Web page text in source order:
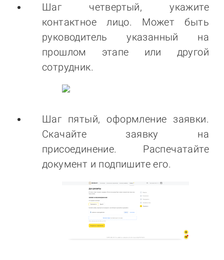
Шаг четвертый, укажите
контактное лицо. Может быть
руководитель указанный на
прошлом этапе или другой
сотрудник.
Шаг пятый, оформление заявки.
Скачайте заявку на
присоединение. Распечатайте
документ и подпишите его.